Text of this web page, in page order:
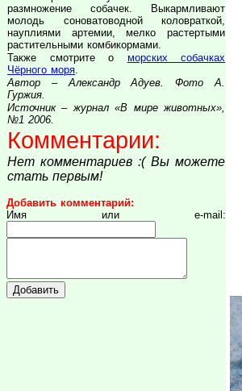
размножение собачек. Выкармливают
молодь соноватоводной коловраткой,
науплиями артемии, мелко растертыми
растительными комбикормами.
Также смотрите о морских собачках
Чёрного моря
Автор – Александр Адуев. Фото А.
Гуржия.
Источник – журнал «В мире животных»,
№1 2006.
Комментарии:
Нет комментариев :( Вы можете
стать первым!
Добавить комментарий:
Имя или e-mail: